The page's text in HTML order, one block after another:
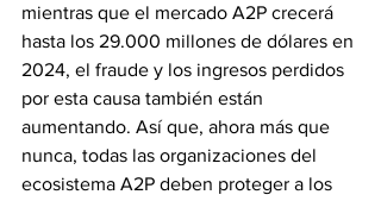
mientras que el mercado A2P crecerá
hasta los 29.000 millones de dólares en
2024, el fraude y los ingresos perdidos
por esta causa también están
aumentando. Así que, ahora más que
nunca, todas las organizaciones del
ecosistema A2P deben proteger a los